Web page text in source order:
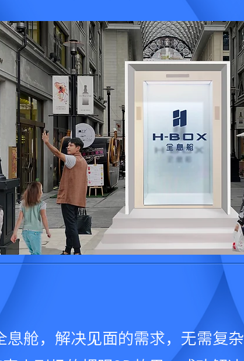
息舱，解决见面的需求，无需复